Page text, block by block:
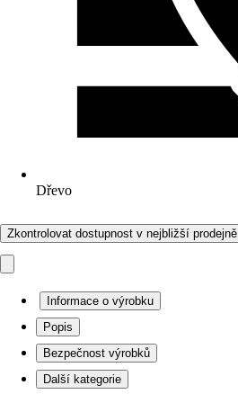
Dřevo
Zkontrolovat dostupnost v nejbližší prodejně
Informace o výrobku
Popis
Bezpečnost výrobků
Další kategorie